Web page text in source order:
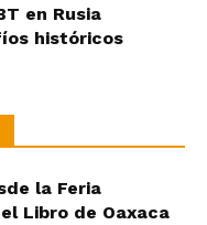
en Rusia
históricos
la Feria
Libro de Oaxaca